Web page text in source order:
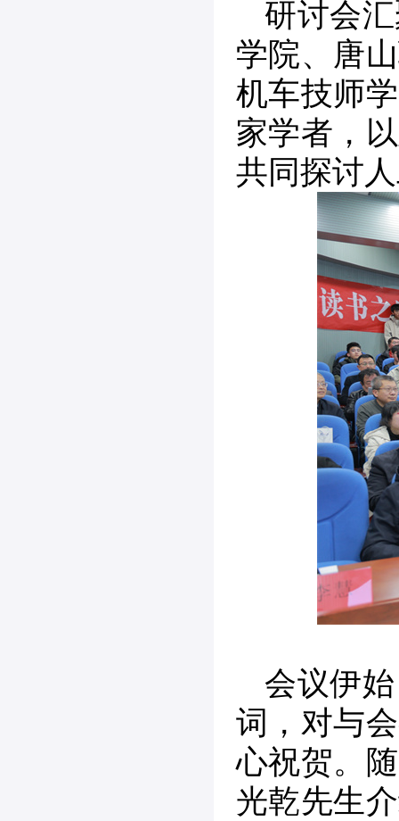
研讨会
学院、唐
机车技师
家学者，
共同探讨
会议伊
词，对与
心祝贺。
光乾先生